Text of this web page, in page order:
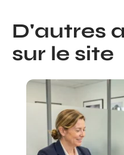
D'autres
sur le site